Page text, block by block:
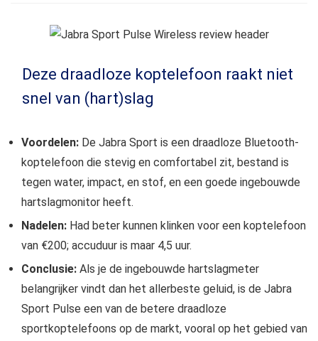
Deze draadloze koptelefoon raakt niet
snel van (hart)slag
Voordelen: De Jabra Sport is een draadloze Bluetooth-
koptelefoon die stevig en comfortabel zit, bestand is
tegen water, impact, en stof, en een goede ingebouwde
hartslagmonitor heeft.
Nadelen: Had beter kunnen klinken voor een koptelefoon
van €200; accuduur is maar 4,5 uur.
Conclusie: Als je de ingebouwde hartslagmeter
belangrijker vindt dan het allerbeste geluid, is de Jabra
Sport Pulse een van de betere draadloze
sportkoptelefoons op de markt, vooral op het gebied van